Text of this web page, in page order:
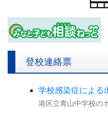
登校連絡票
学校感染症による
港区立青山中学校の